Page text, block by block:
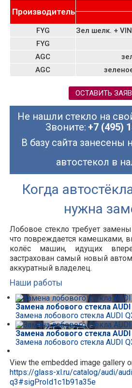
Производитель
FYG
Зел шелк. +
FYG
AGC
AGC
ОСТАВИТЬ
Не нашли стекло на
Звоните: +7 (495)
В базу сайта занесены
автостекол в
Когда
нужна
Лобовое стекло требует
что повреждается камешками,
колёс машин, идущих
застрахован самый новый
аккуратный владелец.
Наши работы
Замена лобового стекла
Замена лобового стекла AUDI
Замена лобового стекла
Замена лобового стекла AUDI
View the embedded image gallery
https://glass-xl.ru/catalog/audi/
q3#sigProId1c1b91a35e